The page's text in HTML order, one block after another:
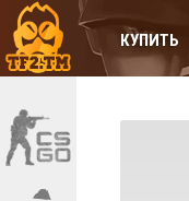
КУПИТЬ